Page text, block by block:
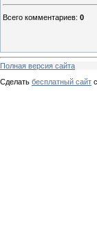
Всего комментариев: 0
Полная версия сайта
Сделать бесплатный сайт с